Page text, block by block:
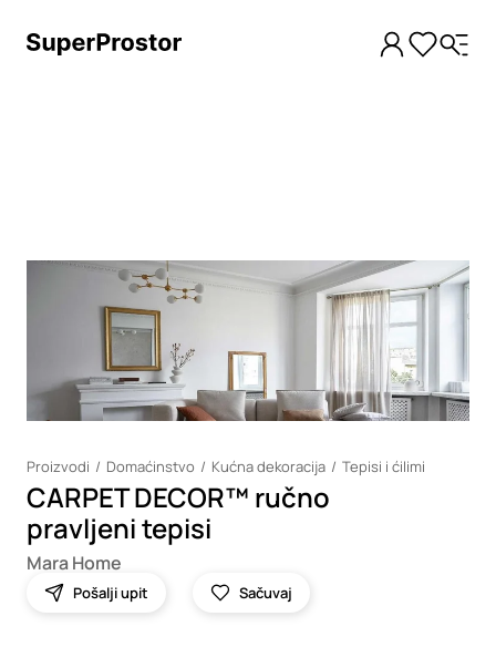
Loading
Proizvodi Domaćinstvo Kućna dekoracija Tepisi i ćilimi
CARPET DECOR™ ručno
pravljeni tepisi
Mara Home
Pošalji upit Sačuvaj